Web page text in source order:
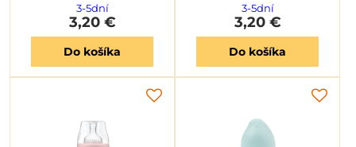
3-5dní
3,20 €
Do košíka
3-5dní
3,20 €
Do košíka